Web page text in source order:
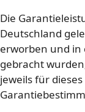
Die
Deutschland
erworben und in
gebracht
jeweils für